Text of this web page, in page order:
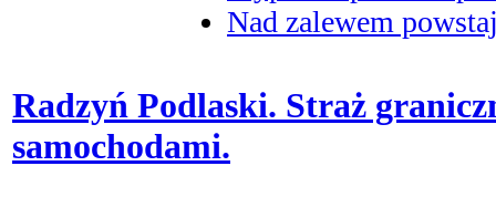
Nad zalewem
Radzyń Podlaski. Straż
samochodami.